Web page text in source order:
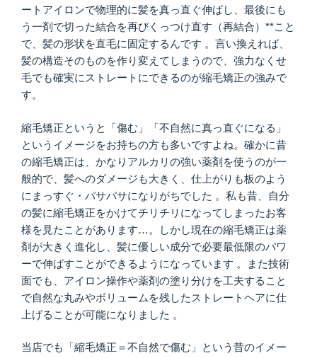
ートアイロンで物理的に髪を真っ直ぐ伸ばし、最後にも
う一剤で切った結合を再びくっつけ直す（再結合）**こと
で、髪の形状を直毛に固定するんです 。言い換えれば、
髪の構造そのものを作り変えてしまうので、強力なくせ
毛でも確実にストレートにできるのが縮毛矯正の強みで
す。
縮毛矯正というと「傷む」「不自然に真っ直ぐになる」
というイメージをお持ちの方も多いですよね。確かに昔
の縮毛矯正は、かなりアルカリの強い薬剤を使うのが一
般的で、髪へのダメージも大きく、仕上がりも板のよう
にまっすぐ・パサパサになりがちでした 。私も昔、自分
の髪に縮毛矯正をかけてチリチリになってしまったお客
様を見たことがあります…。しかし現在の縮毛矯正は薬
剤が大きく進化し、髪に優しい成分で必要最低限のパワ
ーで伸ばすことができるようになっています 。また技術
面でも、アイロン操作や薬剤の塗り分けを工夫すること
で自然な丸みやボリュームを残したストレートヘアに仕
上げることが可能になりました 。
当店でも「縮毛矯正＝不自然で傷む」という昔のイメー